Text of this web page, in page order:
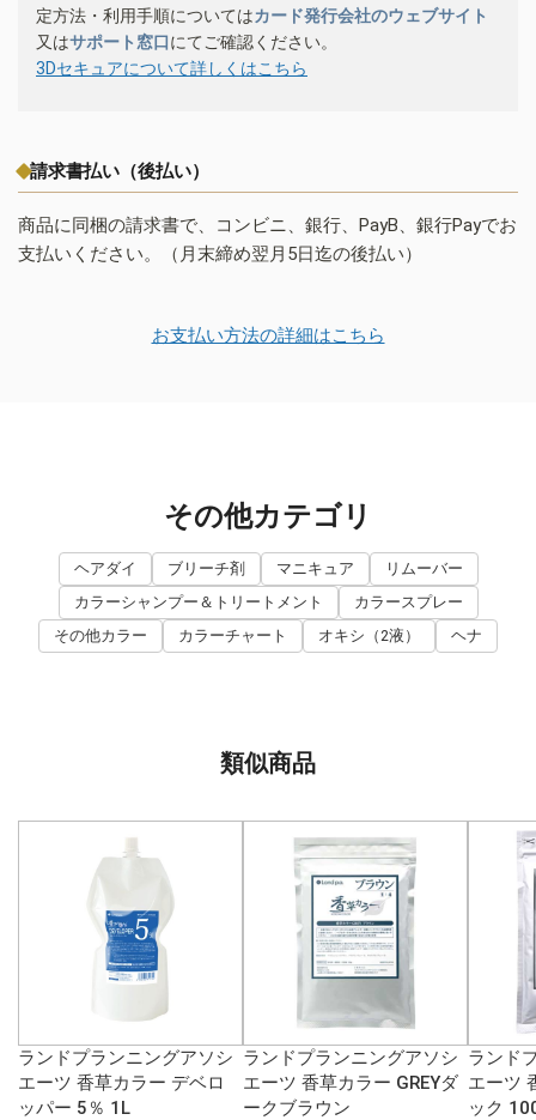
定方法・利用手順についてはカード発行会社のウェブサイト
又はサポート窓口にてご確認ください。
3Dセキュアについて詳しくはこちら
請求書払い（後払い）
商品に同梱の請求書で、コンビニ、銀行、PayB、銀行Payでお
支払いください。（月末締め翌月5日迄の後払い）
お支払い方法の詳細はこちら
その他カテゴリ
ヘアダイ ブリーチ剤 マニキュア
リムーバー
カラーシャンプー＆トリートメント
カラースプレー
その他カラー
カラーチャート オキシ（2液） ヘナ
類似商品
ランドプランニングアソシ
エーツ 香草カラー デベロ
ッパー 5％ 1L
ランドプランニングアソシ
エーツ 香草カラー GREYダ
ークブラウン
ランド
エーツ
ック